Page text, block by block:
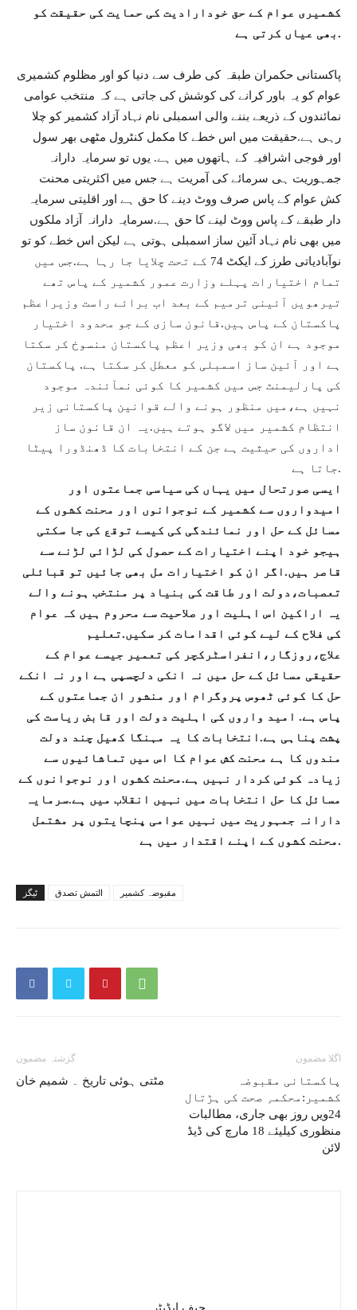
کشمیری عوام کے حق خودارادیت کی حمایت کی حقیقت کو
بھی عیاں کرتی ہے.
پاکستانی حکمران طبقہ کی طرف سے دنیا کو اور مظلوم کشمیری
عوام کو یہ باور کرانے کی کوشش کی جاتی ہے کہ منتخب عوامی
نمائندوں کے ذریعے بننے والی اسمبلی نام نہاد آزاد کشمیر کو چلا
رہی ہے.حقیقت میں اس خطے کا مکمل کنٹرول مٹھی بھر سول
اور فوجی اشرافیہ کے ہاتھوں میں ہے. یوں تو سرمایہ دارانہ
جمہوریت ہی سرمائے کی آمریت ہے جس میں اکثریتی محنت
کش عوام کے پاس صرف ووٹ دینے کا حق ہے اور اقلیتی سرمایہ
دار طبقے کے پاس ووٹ لینے کا حق ہے.سرمایہ دارانہ آزاد ملکوں
میں بھی نام نہاد آئین ساز اسمبلی ہوتی ہے لیکن اس خطے کو تو
نوآبادیاتی طرز کے ایکٹ 74 کے تحت چلایا جا رہا ہے.جس میں
تمام اختیارات پہلے وزارت عمور کشمیر کے پاس تھے
تیرھویں آئینی ترمیم کے بعد اب برائے راست وزیراعظم
پاکستان کے پاس ہیں.قانون سازی کے جو محدود اختیار
موجود ہے ان کو بھی وزیر اعظم پاکستان منسوخ کر سکتا
ہے اور آئین ساز اسمبلی کو معطل کر سکتا ہے. پاکستان
کی پارلیمنٹ جس میں کشمیر کا کوئی نمآئندہ موجود
نہیں ہے،میں منظور ہونے والے قوانین پاکستانی زیر
انتظام کشمیر میں لاگو ہوتے ہیں.یہ ان قانون ساز
اداروں کی حیثیت ہے جن کے انتخابات کا ڈھنڈورا پیٹا
جاتا ہے.
ایسی صورتحال میں یہاں کی سیاسی جماعتوں اور
امیدواروں سے کشمیر کے نوجوانوں اور محنت کشوں کے
مسائل کے حل اور نمائندگی کی کیسے توقع کی جا سکتی
ہیجو خود اپنے اختیارات کے حصول کی لڑائی لڑنے سے
قاصر ہیں.اگر ان کو اختیارات مل بھی جائیں تو قبائلی
تعصبات،دولت اور طاقت کی بنیاد پر منتخب ہونے والے
یہ اراکین اس اہلیت اور صلاحیت سے محروم ہیں کہ عوام
کی فلاح کے لیے کوئی اقدامات کر سکیں.تعلیم
علاج،روزگار،انفراسٹرکچر کی تعمیر جیسے عوام کے
حقیقی مسائل کے حل میں نہ انکی دلچسپی ہے اور نہ انکے
حل کا کوئی ٹھوس پروگرام اور منشور ان جماعتوں کے
پاس ہے. امید واروں کی اہلیت دولت اور قابض ریاست کی
پشت پناہی ہے.انتخابات کا یہ مہنگا کھیل چند دولت
مندوں کا ہے محنت کش عوام کا اس میں تماشائیوں سے
زیادہ کوئی کردار نہیں ہے.محنت کشوں اور نوجوانوں کے
مسائل کا حل انتخابات میں نہیں انقلاب میں ہے.سرمایہ
دارانہ جمہوریت میں نہیں عوامی پنچایتوں پر مشتمل
محنت کشوں کے اپنے اقتدار میں ہے.
ٹیگز التمش تصدق مقبوضہ کشمیر
گزشتہ مضمون
مٹتی ہوئی تاریخ ۔ شمیم خان
اگلا مضمون
پاکستانی مقبوضہ
کشمیر:محکمہِ صحت کی ہڑتال
24ويں روز بھی جاری، مطالبات
منظوری کيليئے 18 مارچ کی ڈيڈ
لائن